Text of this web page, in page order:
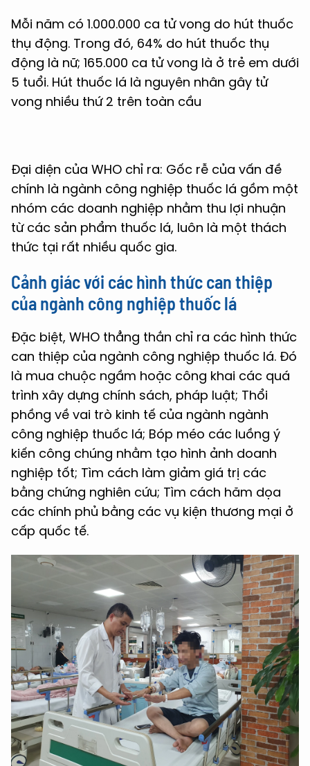
Mỗi năm có 1.000.000 ca tử vong do hút thuốc
thụ động. Trong đó, 64% do hút thuốc thụ
động là nữ; 165.000 ca tử vong là ở trẻ em dưới
5 tuổi. Hút thuốc lá là nguyên nhân gây tử
vong nhiều thứ 2 trên toàn cầu
Đại diện của WHO chỉ ra: Gốc rễ của vấn đề
chính là ngành công nghiệp thuốc lá gồm một
nhóm các doanh nghiệp nhằm thu lợi nhuận
từ các sản phẩm thuốc lá, luôn là một thách
thức tại rất nhiều quốc gia.
Cảnh giác với các hình thức can thiệp
của ngành công nghiệp thuốc lá
Đặc biệt, WHO thẳng thắn chỉ ra các hình thức
can thiệp của ngành công nghiệp thuốc lá. Đó
là mua chuộc ngầm hoặc công khai các quá
trình xây dựng chính sách, pháp luật; Thổi
phồng về vai trò kinh tế của ngành ngành
công nghiệp thuốc lá; Bóp méo các luồng ý
kiến công chúng nhằm tạo hình ảnh doanh
nghiệp tốt; Tìm cách làm giảm giá trị các
bằng chứng nghiên cứu; Tìm cách hăm dọa
các chính phủ bằng các vụ kiện thương mại ở
cấp quốc tế.